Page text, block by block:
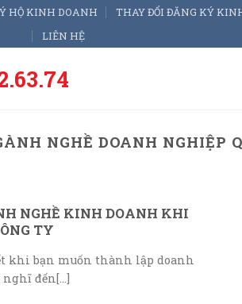
HỘ KINH DOANH THAY ĐỔI ĐĂNG KÝ
LIÊN HỆ
NGHỀ DOANH NGHIỆP
NGHỀ KINH DOANH KHI
TY
khi bạn muốn thành lập doanh
đến[...]